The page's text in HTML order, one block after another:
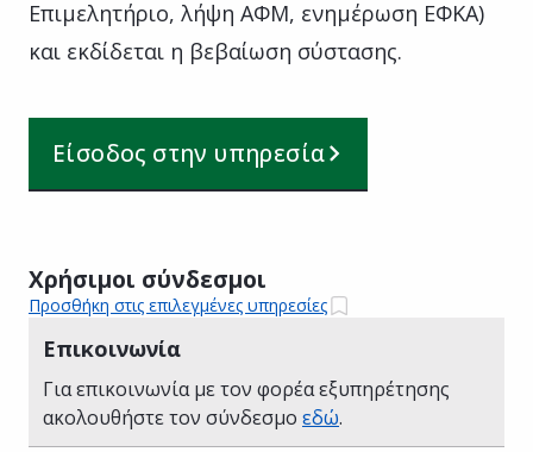
Επιμελητήριο, λήψη ΑΦΜ, ενημέρωση ΕΦΚΑ)
και εκδίδεται η βεβαίωση σύστασης.
Είσοδος στην υπηρεσία
Χρήσιμοι σύνδεσμοι
Προσθήκη στις επιλεγμένες υπηρεσίες
Επικοινωνία
Για επικοινωνία με τον φορέα εξυπηρέτησης
ακολουθήστε τον σύνδεσμο εδώ.